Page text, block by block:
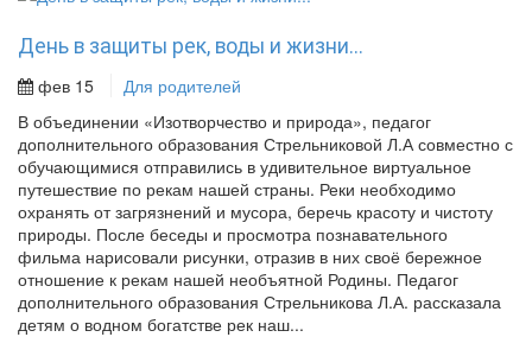
День в защиты рек, воды и жизни...
фев 15
Для родителей
В объединении «Изотворчество и природа», педагог
дополнительного образования Стрельниковой Л.А совместно с
обучающимися отправились в удивительное виртуальное
путешествие по рекам нашей страны. Реки необходимо
охранять от загрязнений и мусора, беречь красоту и чистоту
природы. После беседы и просмотра познавательного
фильма нарисовали рисунки, отразив в них своё бережное
отношение к рекам нашей необъятной Родины. Педагог
дополнительного образования Стрельникова Л.А. рассказала
детям о водном богатстве рек наш...